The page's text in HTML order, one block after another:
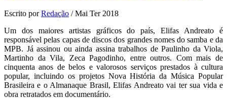
Escrito porRedação /Mai Ter 2018
Um dos maiores artistas gráficos do país, Elifas Andreato é
responsável pelas capas de discos dos grandes nomes do samba e da
MPB. Já assinou ou ainda assina trabalhos de Paulinho da Viola,
Martinho da Vila, Zeca Pagodinho, entre outros. Com mais de
cinquenta anos de belos e valorosos serviços prestados à cultura
popular, incluindo os projetos Nova História da Música Popular
Brasileira e o Almanaque Brasil, Elifas Andreato vai ter sua vida e
obra retratados em documentário.